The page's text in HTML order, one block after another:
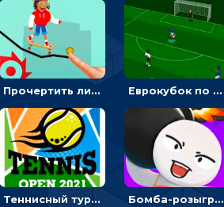
Прочертить линию, чтобы проехать на скейте, через преграды к финишу - для мальчиков Еврокубок по футболу 2021 в 3D: пасуй мяч и бей по воротам соперника
Теннисный турнир: подавать или отбивать шарик ракеткой Бомба-розыгрыш: передавай и беги – 3D гиперказуалка